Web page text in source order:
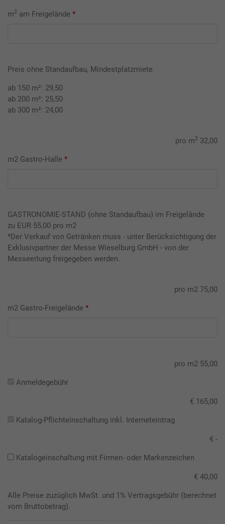
m2 am Freigelände *
Preis ohne Standaufbau, Mindestplatzmiete
ab 150 m²: 29,50
ab 200 m²: 25,50
ab 300 m²: 24,00
pro m2 32,00
m2 Gastro-Halle *
GASTRONOMIE-STAND (ohne Standaufbau) im Freigelände
zu EUR 55,00 pro m2
*Der Verkauf von Getränken muss - unter Berücksichtigung der
Exklusivpartner der Messe Wieselburg GmbH - von der
Messeeitung freigegeben werden.
pro m2 75,00
m2 Gastro-Freigelände *
pro m2 55,00
Anmeldegebühr
€ 165,00
Katalog-Pflichteinschaltung inkl. Interneteintrag
€ -
Katalogeinschaltung mit Firmen- oder Markenzeichen
€ 40,00
Alle Preise zuzüglich MwSt. und 1% Vertragsgebühr (berechnet
vom Bruttobetrag).